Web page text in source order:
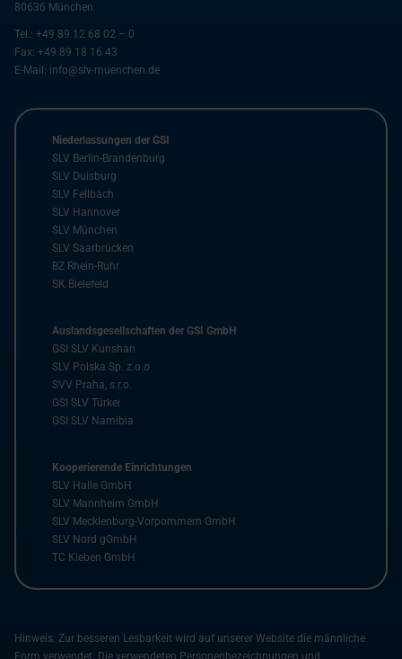
80636 München
Tel.: +49 89 12 68 02 – 0
Fax: +49 89 18 16 43
E-Mail: info@slv-muenchen.de
Niederlassungen der GSI
SLV Berlin-Brandenburg
SLV Duisburg
SLV Fellbach
SLV Hannover
SLV München
SLV Saarbrücken
BZ Rhein-Ruhr
SK Bielefeld
Auslandsgesellschaften der GSI GmbH
GSI SLV Kunshan
SLV Polska Sp. z.o.o
SVV Praha, s.r.o.
GSI SLV Türkei
GSI SLV Namibia
Kooperierende Einrichtungen
SLV Halle GmbH
SLV Mannheim GmbH
SLV Mecklenburg-Vorpommern GmbH
SLV Nord gGmbH
TC Kleben GmbH
Hinweis: Zur besseren Lesbarkeit wird auf unserer Website die männliche